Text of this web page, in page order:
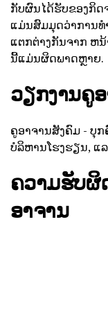
ກັບຜົນໄດ້ຮັບຂອງກິດ
ແມ່ນສົມມຸດວ່າການທໍ
ແຕກຕ່າງກັນຈາກ ຫ
ນີ້ແມ່ນຜິດພາດຫຼາຍ.
ວຽກງານຄູ
ຄູອາຈານສັງຄົມ - ບຸ
ບໍລິຫານໂຮງຮຽນ, ແ
ຄວາມຮັບຜິ
ອາຈານ